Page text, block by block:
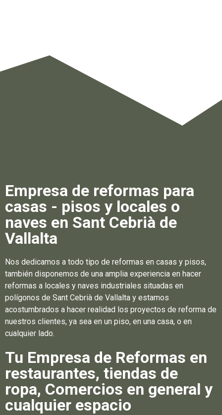
Empresa de reformas para
casas - pisos y locales o
naves en Sant Cebrià de
Vallalta
Nos dedicamos a todo tipo de reformas en casas y pisos,
también disponemos de una amplia experiencia en hacer
reformas a locales y naves industriales situadas en
polígonos de Sant Cebrià de Vallalta y estamos
acostumbrados a hacer realidad los proyectos de reforma de
nuestros clientes, ya sea en un piso, en una casa, o en
cualquier lado.
Tu Empresa de Reformas en
restaurantes, tiendas de
ropa, Comercios en general y
cualquier espacio